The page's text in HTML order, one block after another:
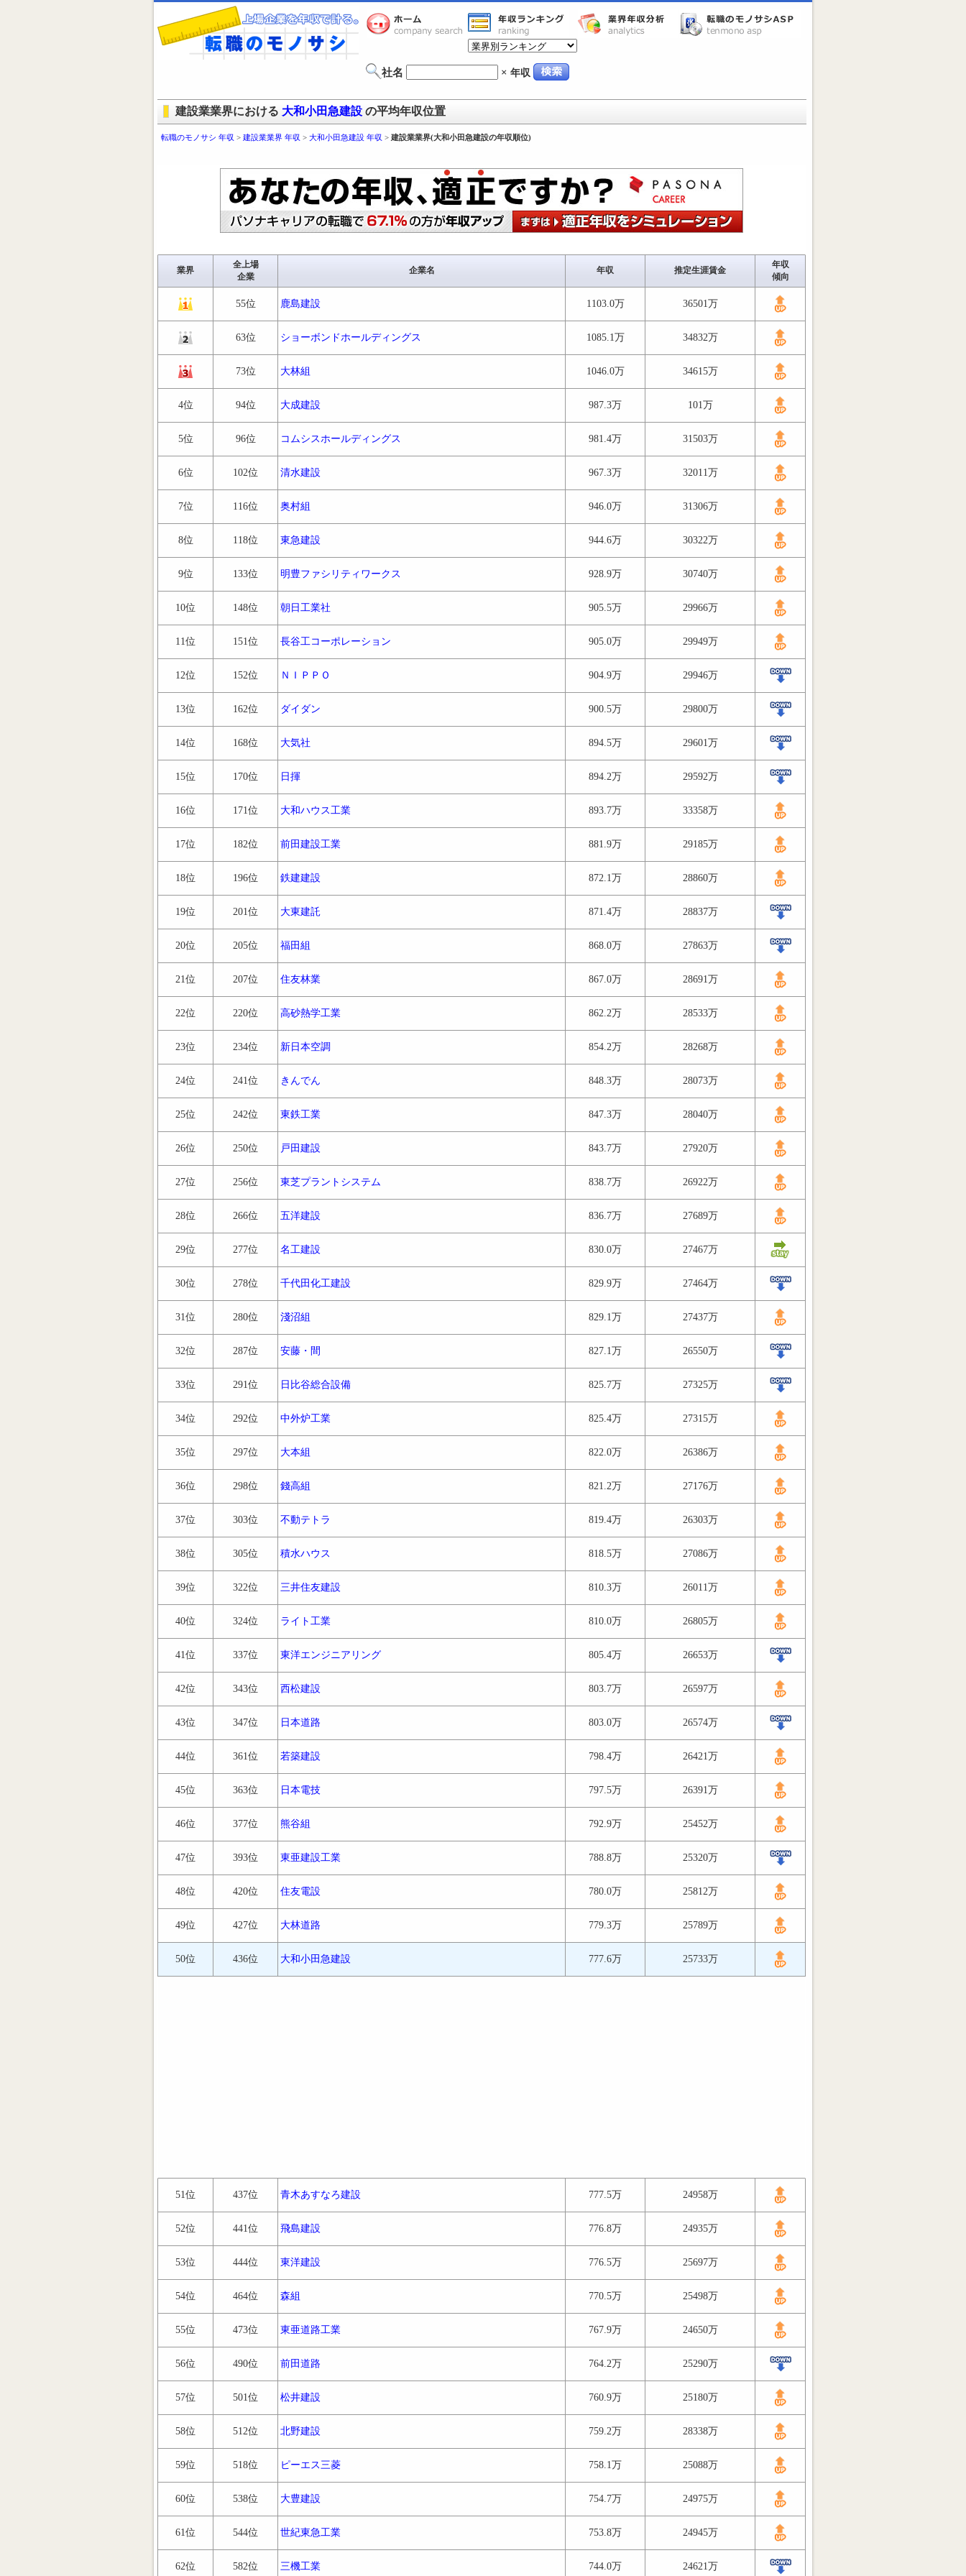
社名 × 年収
建設業業界における 大和小田急建設 の平均年収位置
転職のモノサシ 年収 > 建設業業界 年収 > 大和小田急建設 年収 > 建設業業界(大和小田急建設の年収順位)
業界
全上場
企業
企業名 年収 推定生涯賃金
年収
傾向
55位 鹿島建設 1103.0万 36501万
63位 ショーボンドホールディングス 1085.1万 34832万
73位 大林組 1046.0万 34615万
4位 94位 大成建設 987.3万 101万
5位 96位 コムシスホールディングス 981.4万 31503万
6位 102位 清水建設 967.3万 32011万
7位 116位 奥村組 946.0万 31306万
8位 118位 東急建設 944.6万 30322万
9位 133位 明豊ファシリティワークス 928.9万 30740万
10位 148位 朝日工業社 905.5万 29966万
11位 151位 長谷工コーポレーション 905.0万 29949万
12位 152位 ＮＩＰＰＯ 904.9万 29946万
13位 162位 ダイダン 900.5万 29800万
14位 168位 大気社 894.5万 29601万
15位 170位 日揮 894.2万 29592万
16位 171位 大和ハウス工業 893.7万 33358万
17位 182位 前田建設工業 881.9万 29185万
18位 196位 鉄建建設 872.1万 28860万
19位 201位 大東建託 871.4万 28837万
20位 205位 福田組 868.0万 27863万
21位 207位 住友林業 867.0万 28691万
22位 220位 高砂熱学工業 862.2万 28533万
23位 234位 新日本空調 854.2万 28268万
24位 241位 きんでん 848.3万 28073万
25位 242位 東鉄工業 847.3万 28040万
26位 250位 戸田建設 843.7万 27920万
27位 256位 東芝プラントシステム 838.7万 26922万
28位 266位 五洋建設 836.7万 27689万
29位 277位 名工建設 830.0万 27467万
30位 278位 千代田化工建設 829.9万 27464万
31位 280位 淺沼組 829.1万 27437万
32位 287位 安藤・間 827.1万 26550万
33位 291位 日比谷総合設備 825.7万 27325万
34位 292位 中外炉工業 825.4万 27315万
35位 297位 大本組 822.0万 26386万
36位 298位 錢高組 821.2万 27176万
37位 303位 不動テトラ 819.4万 26303万
38位 305位 積水ハウス 818.5万 27086万
39位 322位 三井住友建設 810.3万 26011万
40位 324位 ライト工業 810.0万 26805万
41位 337位 東洋エンジニアリング 805.4万 26653万
42位 343位 西松建設 803.7万 26597万
43位 347位 日本道路 803.0万 26574万
44位 361位 若築建設 798.4万 26421万
45位 363位 日本電技 797.5万 26391万
46位 377位 熊谷組 792.9万 25452万
47位 393位 東亜建設工業 788.8万 25320万
48位 420位 住友電設 780.0万 25812万
49位 427位 大林道路 779.3万 25789万
50位 436位 大和小田急建設 777.6万 25733万
51位 437位 青木あすなろ建設 777.5万 24958万
52位 441位 飛島建設 776.8万 24935万
53位 444位 東洋建設 776.5万 25697万
54位 464位 森組 770.5万 25498万
55位 473位 東亜道路工業 767.9万 24650万
56位 490位 前田道路 764.2万 25290万
57位 501位 松井建設 760.9万 25180万
58位 512位 北野建設 759.2万 28338万
59位 518位 ピーエス三菱 758.1万 25088万
60位 538位 大豊建設 754.7万 24975万
61位 544位 世紀東急工業 753.8万 24945万
62位 582位 三機工業 744.0万 24621万